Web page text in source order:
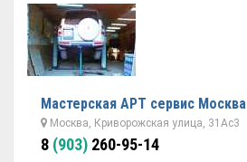
Мастерская АРТ сервис Москва
Москва, Криворожская улица, 31Ас3
8 (903) 260-95-14